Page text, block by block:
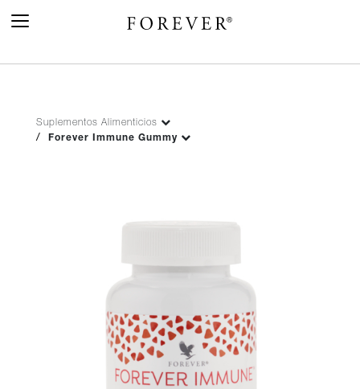
Toggle
Suplementos Alimenticios
Forever Immune Gummy